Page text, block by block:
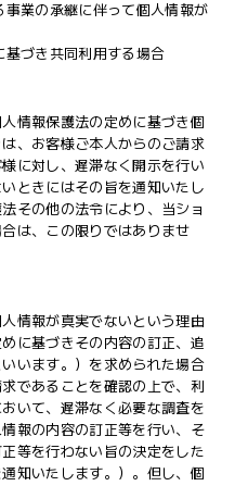
事業の承継に伴って個人情報が
基づき共同利用する場合
情報保護法の定めに基づき個
、お客様ご本人からのご請求
に対し、遅滞なく開示を行い
ときにはその旨を通知いたし
その他の法令により、当ショ
は、この限りではありませ
情報が真実でないという理由
に基づきその内容の訂正、追
います。）を求められた場合
であることを確認の上で、利
いて、遅滞なく必要な調査を
報の内容の訂正等を行い、そ
等を行わない旨の決定をした
知いたします。）。但し、個